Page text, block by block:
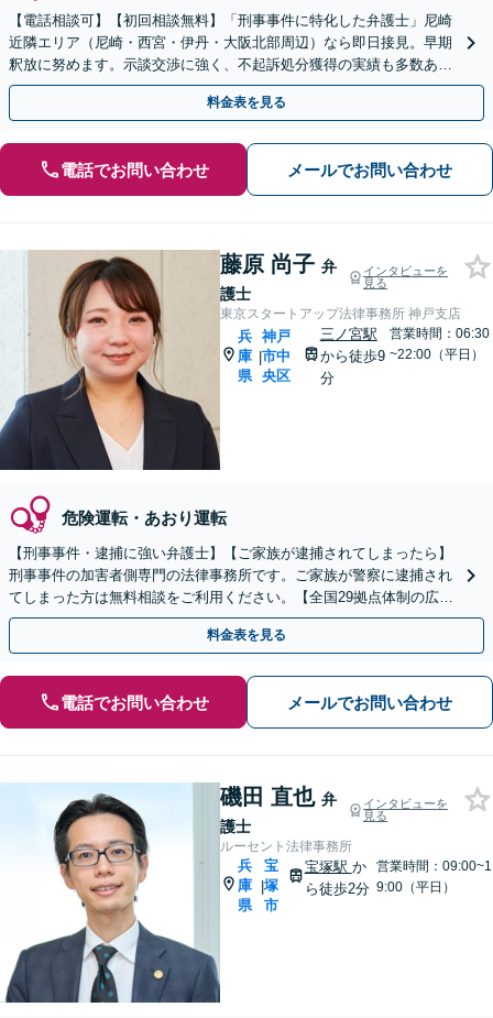
【電話相談可】【初回相談無料】「刑事事件に特化した弁護士」尼崎
近隣エリア（尼崎・西宮・伊丹・大阪北部周辺）なら即日接見。早期
釈放に努めます。示談交渉に強く、不起訴処分獲得の実績も多数あり
ます【夜間・休日面談可】【完全個室】【塚口駅２分】
料金表を見る
電話でお問い合わせ メールでお問い合わせ
藤原 尚子 弁
護士
インタビューを
見る
東京スタートアップ法律事務所 神戸支店
兵
庫
県
|
神戸
市中
央区
三ノ宮駅
から徒歩9
分
営業時間：06:30
~22:00（平日）
危険運転・あおり運転
【刑事事件・逮捕に強い弁護士】【ご家族が逮捕されてしまったら】
刑事事件の加害者側専門の法律事務所です。ご家族が警察に逮捕され
てしまった方は無料相談をご利用ください。【全国29拠点体制の広域
対応】【弁護士待機中/当日中の電話相談可(予約制)】
料金表を見る
電話でお問い合わせ メールでお問い合わせ
磯田 直也 弁
護士
インタビューを
見る
ルーセント法律事務所
兵
庫
県
|
宝
塚
市
宝塚駅 か
ら徒歩2分
営業時間：09:00~1
9:00（平日）